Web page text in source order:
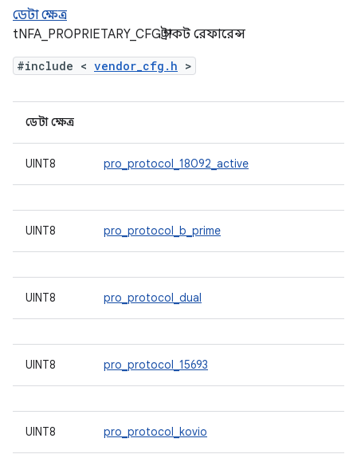
ডেটা ক্ষেত্র
tNFA_PROPRIETARY_CFG স্ট্রাকট রেফারেন্স
#include < vendor_cfg.h >
ডেটা ক্ষেত্র
UINT8 pro_protocol_18092_active
UINT8 pro_protocol_b_prime
UINT8 pro_protocol_dual
UINT8 pro_protocol_15693
UINT8 pro_protocol_kovio